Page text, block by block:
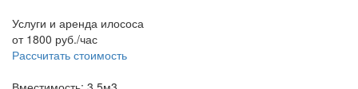
Услуги и аренда илососа
от 1800 руб./час
Рассчитать стоимость